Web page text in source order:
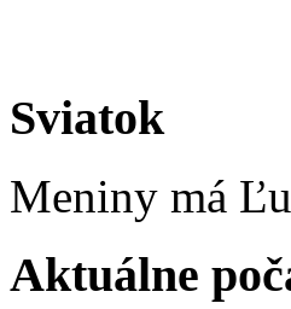
Sviatok
Meniny má
Aktuálne